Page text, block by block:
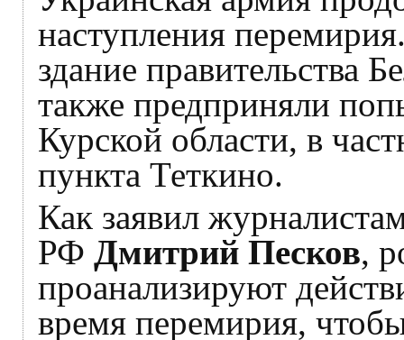
наступления
здание правительства
также предприняли
Курской области, в
пункта Теткино.
Как заявил
РФ Дмитрий Песков,
проанализируют
время перемирия,